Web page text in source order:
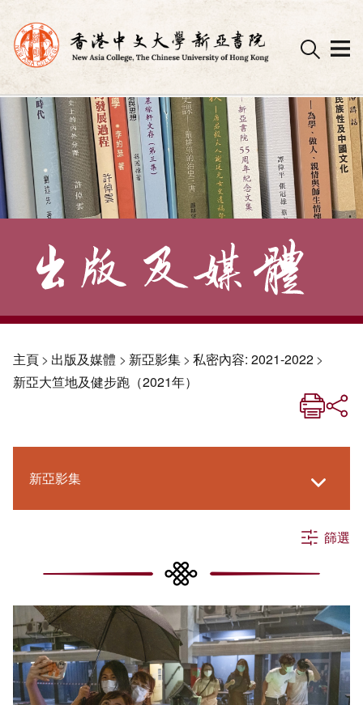
Skip
to
content
主頁> 出版及媒體 > 新亞影集> 私密內容: 2021-2022>
新亞大笪地及健步跑（2021年）
新亞影集
《新亞．新知》
社交媒體專欄
篩選